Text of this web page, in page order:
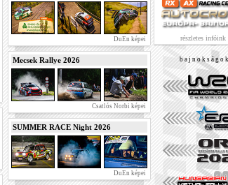
DuEn képei
Mecsek Rallye 2026
Csatlós Norbi képei
SUMMER RACE Night 2026
DuEn képei
részletes infóink
b a j n o k s á g o